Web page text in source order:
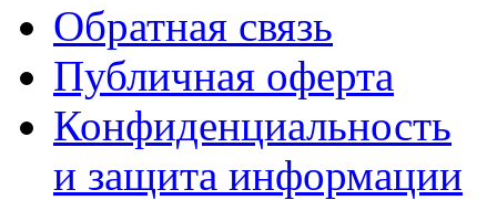
Обратная связь
Публичная оферта
Конфиденциальность
и защита информации